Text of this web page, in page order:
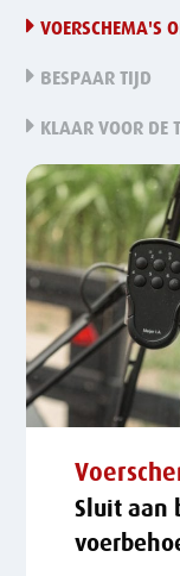
VOERSCHEMA'S
BESPAAR TIJD
KLAAR VOOR DE
Sluit aan